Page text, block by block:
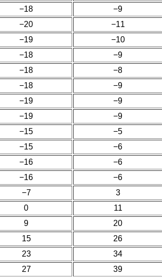
−18 −9
−20 −11
−19 −10
−18 −9
−18 −8
−18 −9
−19 −9
−19 −9
−15 −5
−15 −6
−16 −6
−16 −6
−7 3
0 11
9 20
15 26
23 34
27 39